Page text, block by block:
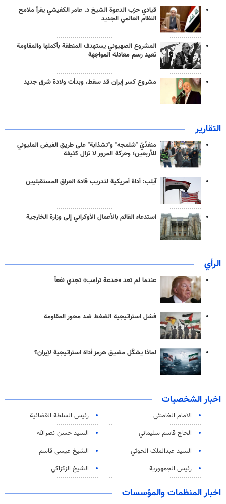
قيادي حزب الدعوة الشيخ د. عامر الكفيشي يقرأ ملامح
النظام العالمي الجديد
المشروع الصهيوني يستهدف المنطقة بأكملها والمقاومة
تعيد رسم معادلة المواجهة
مشروع كسر إيران قد سقط، وبدأت ولادة شرق جديد
التقارير
منفذَيّ "شلمجه" و"تشذابة" على طريق الفيض المليوني
للأربعين؛ وحركة المرور لا تزال كثيفة
آيلب: أداة أمريكية لتدريب قادة العراق المستقبليين
استدعاء القائم بالأعمال الأوكراني إلى وزارة الخارجية
الرأي
عندما لم تعد «خدعة ترامب» تجدي نفعاً
فشل استراتيجية الضغط ضد محور المقاومة
لماذا يشكّل مضيق هرمز أداة استراتيجية لإيران؟
اخبار الشخصيات
الامام الخامنئي
رئیس السلطة القضائیة
الحاج قاسم سليماني
السيد حسن نصرالله
السید عبدالملک الحوثي
الشيخ عيسى قاسم
رئيس الجمهورية
الشيخ الزكزاكي
اخبار المنظمات والمؤسسات